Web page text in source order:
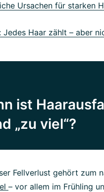
Ursachen für starken
ist
„zu viel“?
Fellverlust gehört zum
– vor allem im Frühling